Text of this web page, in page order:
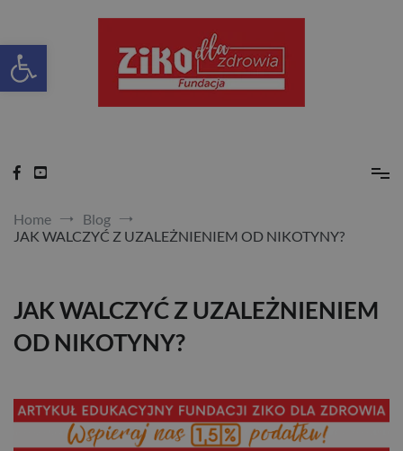
content
Home
Blog
JAK WALCZYĆ Z UZALEŻNIENIEM OD NIKOTYNY?
JAK WALCZYĆ Z UZALEŻNIENIEM
OD NIKOTYNY?
Otwórz pasek narzędzi